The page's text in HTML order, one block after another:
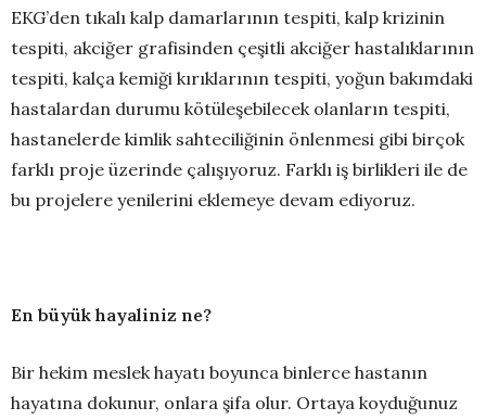
EKG’den tıkalı kalp damarlarının tespiti, kalp krizinin
tespiti, akciğer grafisinden çeşitli akciğer hastalıklarının
tespiti, kalça kemiği kırıklarının tespiti, yoğun bakımdaki
hastalardan durumu kötüleşebilecek olanların tespiti,
hastanelerde kimlik sahteciliğinin önlenmesi gibi birçok
farklı proje üzerinde çalışıyoruz. Farklı iş birlikleri ile de
bu projelere yenilerini eklemeye devam ediyoruz.
En büyük hayaliniz ne?
Bir hekim meslek hayatı boyunca binlerce hastanın
hayatına dokunur, onlara şifa olur. Ortaya koyduğunuz